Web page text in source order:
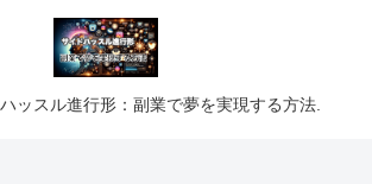
ッスル進行形：副業で夢を実現する方法.